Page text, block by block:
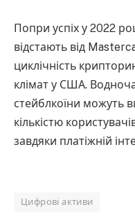
Попри успіх у 2022
відстають від
циклічність
клімат у США.
стейблкоїни можуть
кількістю
завдяки платіжній
Цифрові активи